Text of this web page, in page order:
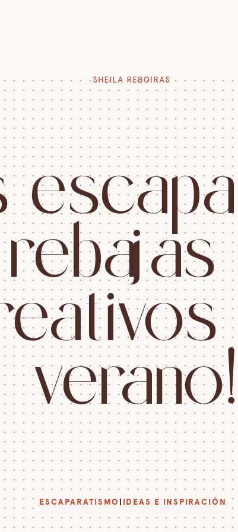
escapa
rebajas
eativos
verano!
ESCAPARATISMO | IDEAS E INSPIRACIÓN